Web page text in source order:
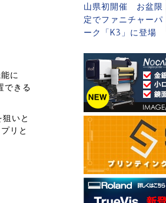
に
できる
いと
リと
山県初開催 お盆限
定でファニチャーパ
ーク「K3」に登場